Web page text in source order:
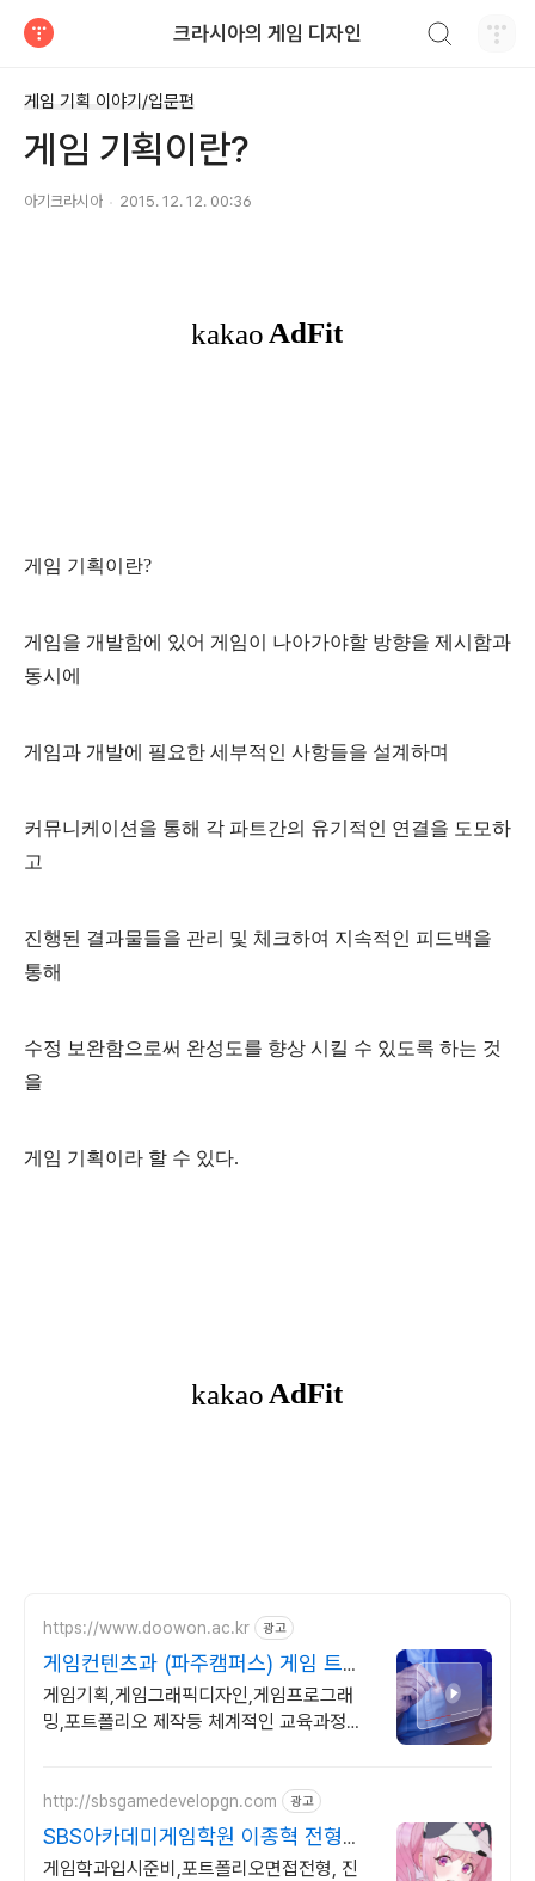
크라시아의 게임 디자인
게임 기획 이야기/입문편
게임 기획이란?
아기크라시아 2015. 12. 12. 00:36
게임 기획이란?
게임을 개발함에 있어 게임이 나아가야할 방향을 제시함과
동시에
게임과 개발에 필요한 세부적인 사항들을 설계하며
커뮤니케이션을 통해 각 파트간의 유기적인 연결을 도모하
고
진행된 결과물들을 관리 및 체크하여 지속적인 피드백을
통해
수정 보완함으로써 완성도를 향상 시킬 수 있도록 하는 것
을
게임 기획이라 할 수 있다.
https://www.doowon.ac.kr 광고
게임컨텐츠과 (파주캠퍼스) 게임 트렌
드를 이끄는 인재
게임기획,게임그래픽디자인,게임프로그래
밍,포트폴리오 제작등 체계적인 교육과정을
http://sbsgamedevelopgn.com 광고
SBS아카데미게임학원 이종혁 전형별
준비 전략
게임학과입시준비,포트폴리오면접전형, 진